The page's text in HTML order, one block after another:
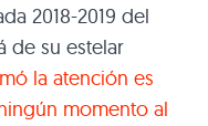
2018-2019 del
de su estelar
la atención es
momento al